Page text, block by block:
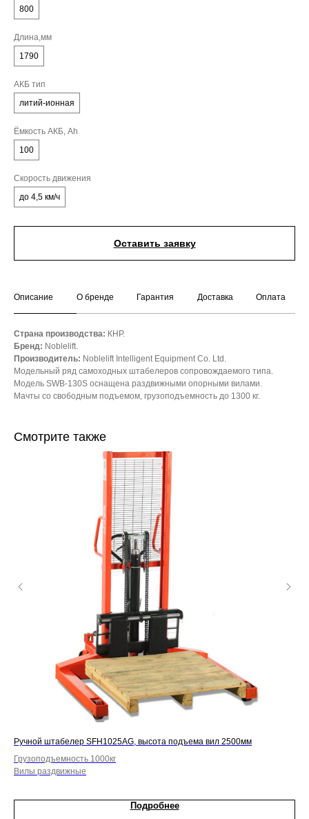
800
Длина,мм
1790
АКБ тип
литий-ионная
Ёмкость АКБ, Ah
100
Скорость движения
до 4,5 км/ч
Оставить заявку
Описание О бренде Гарантия Доставка Оплата
Страна производства: КНР.
Бренд: Noblelift.
Производитель: Noblelift Intelligent Equipment Co. Ltd.
Модельный ряд самоходных штабелеров сопровождаемого типа.
Модель SWB-130S оснащена раздвижными опорными вилами.
Мачты со свободным подъемом, грузоподъемность до 1300 кг.
Смотрите также
Ручной штабелер SFH1025AG, высота подъема вил 2500мм
Грузоподъемность 1000кг
Вилы раздвижные
Подробнее